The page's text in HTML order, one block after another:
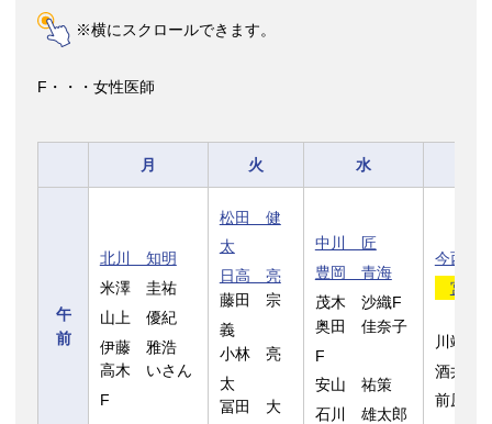
※横にスクロールできます。
F・・・女性医師
月 火 水
午
前
北川 知明
米澤 圭祐
山上 優紀
伊藤 雅浩
高木 いさん
F
松田 健
太
日高 亮
藤田 宗
義
小林 亮
太
冨田 大
中川 匠
豊岡 青海
茂木 沙織F
奥田 佳奈子
F
安山 祐策
石川 雄太郎
今西
宮本
川端
酒井
前原